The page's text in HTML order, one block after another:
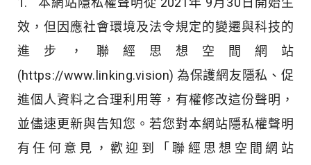
效，但因應社會環境及法令規定的變遷與科技的
進步，聯經思想空間網站
(https://www.linking.vision) 為保護網友隱私、促
進個人資料之合理利用等，有權修改這份聲明，
並儘速更新與告知您。若您對本網站隱私權聲明
有任何意見，歡迎到「聯經思想空間網站